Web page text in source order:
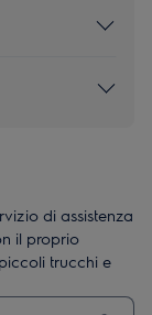
di assistenza
il proprio
trucchi e